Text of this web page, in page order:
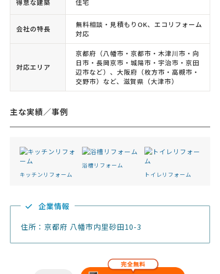
得意な建築 住宅
会社の特長
無料相談・見積もりOK、エコリフォーム
対応
対応エリア
京都府（八幡市・京都市・木津川市・向
日市・長岡京市・城陽市・宇治市・京田
辺市など）、大阪府（枚方市・高槻市・
交野市）など、滋賀県（大津市）
主な実績／事例
キッチンリフォーム
浴槽リフォーム
トイレリフォーム
企業情報
住所：京都府 八幡市内里砂田10-3